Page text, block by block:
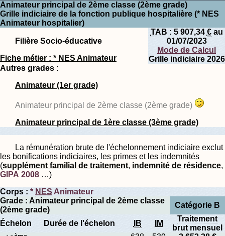
Animateur principal de 2ème classe (2ème grade)
Grille indiciaire de la fonction publique hospitalière (* NES
Animateur hospitalier)
Filière Socio-éducative
Fiche métier : * NES Animateur
TAB : 5 907,34 €au
01/07/2023
Mode de Calcul
Grille indiciaire 2026
Autres grades :
Animateur (1er grade)
Animateur principal de 2ème classe (2ème grade)
Animateur principal de 1ère classe (3ème grade)
La rémunération brute de l'échelonnement indiciaire exclut
les bonifications indiciaires, les primes et les indemnités
(supplément familial de traitement, indemnité de résidence,
GIPA 2008 …)
Corps : * NES Animateur
Grade : Animateur principal de 2ème classe
(2ème grade)
Catégorie B
Échelon Durée de l'échelon IB IM
Traitement
brut mensuel